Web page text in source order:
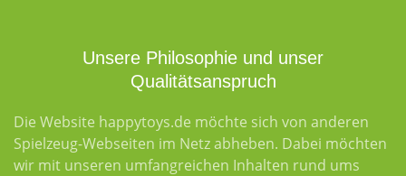
Unsere Philosophie und unser
Qualitätsanspruch
Die Website happytoys.de möchte sich von anderen
Spielzeug-Webseiten im Netz abheben. Dabei möchten
wir mit unseren umfangreichen Inhalten rund ums